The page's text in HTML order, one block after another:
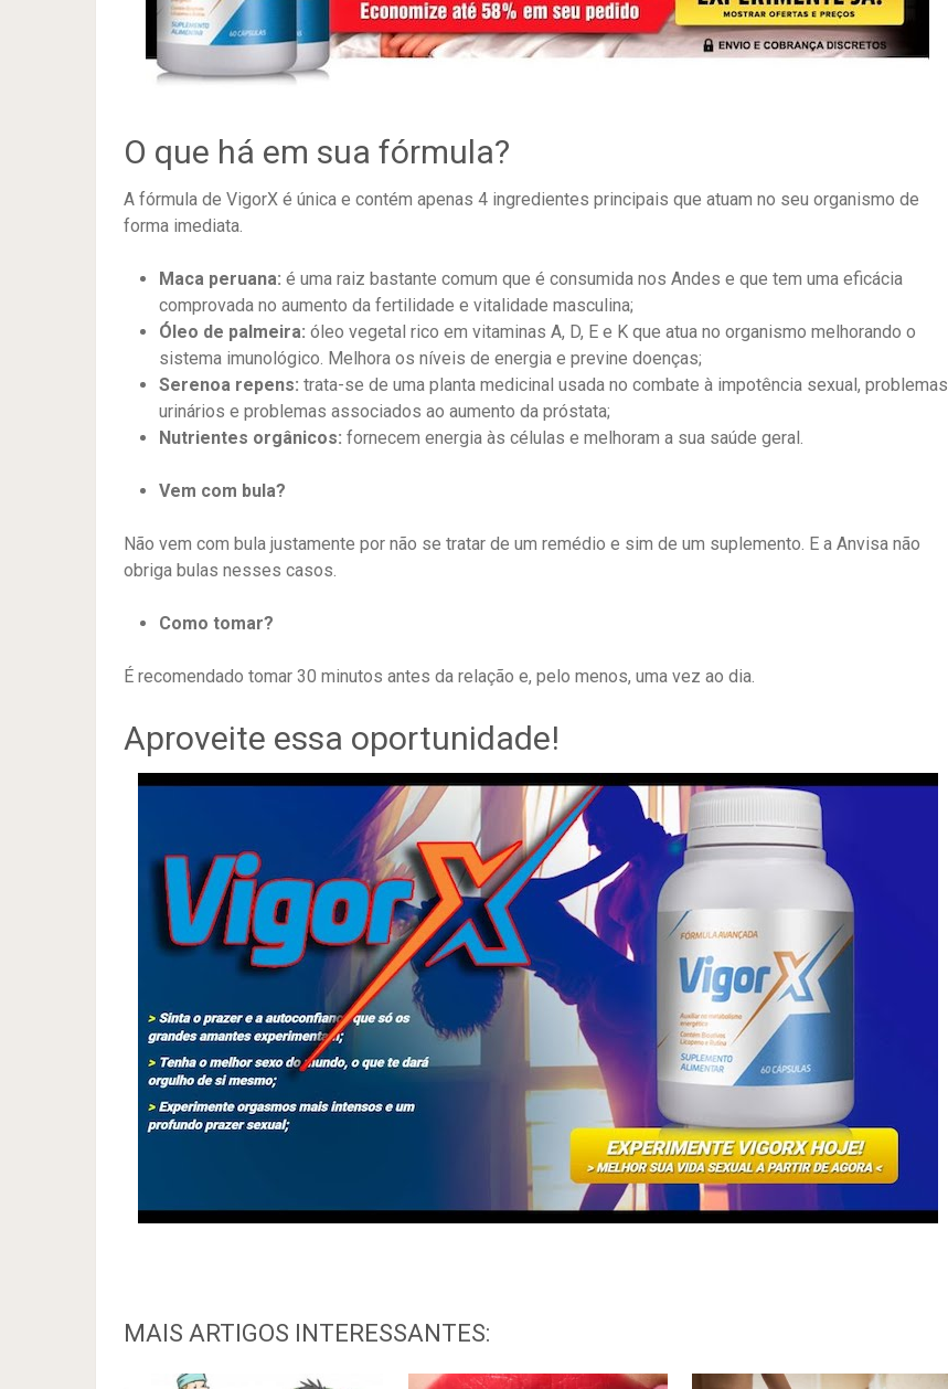
O que há em sua fórmula?
A fórmula de VigorX é única e contém apenas 4 ingredientes principais que atuam no seu organismo de
forma imediata.
Maca peruana: é uma raiz bastante comum que é consumida nos Andes e que tem uma eficácia
comprovada no aumento da fertilidade e vitalidade masculina;
Óleo de palmeira: óleo vegetal rico em vitaminas A, D, E e K que atua no organismo melhorando o
sistema imunológico. Melhora os níveis de energia e previne doenças;
Serenoa repens: trata-se de uma planta medicinal usada no combate à impotência sexual, problemas
urinários e problemas associados ao aumento da próstata;
Nutrientes orgânicos: fornecem energia às células e melhoram a sua saúde geral.
Vem com bula?
Não vem com bula justamente por não se tratar de um remédio e sim de um suplemento. E a Anvisa não
obriga bulas nesses casos.
Como tomar?
É recomendado tomar 30 minutos antes da relação e, pelo menos, uma vez ao dia.
Aproveite essa oportunidade!
MAIS ARTIGOS INTERESSANTES: